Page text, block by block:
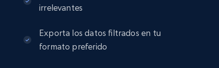
2.5K+ 359+
irrelevantes
Exporta los datos filtrados en tu
formato preferido